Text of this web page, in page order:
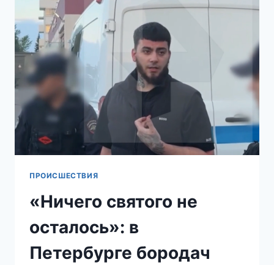
ИЗБИЛ
ПОСЕТИТЕЛЯ
КАФЕ
ПРОИСШЕСТВИЯ
«Ничего святого не
осталось»: в
Петербурге бородач